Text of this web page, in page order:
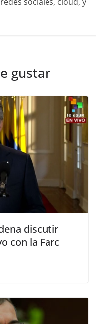
gustar
discutir
con la Farc